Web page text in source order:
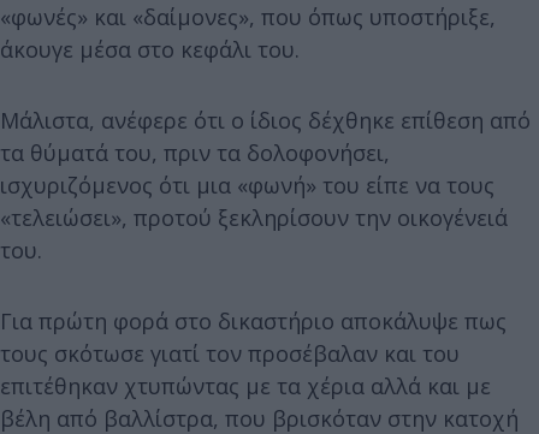
«φωνές» και «δαίμονες», που όπως υποστήριξε,
άκουγε μέσα στο κεφάλι του.
Μάλιστα, ανέφερε ότι ο ίδιος δέχθηκε επίθεση από
τα θύματά του, πριν τα δολοφονήσει,
ισχυριζόμενος ότι μια «φωνή» του είπε να τους
«τελειώσει», προτού ξεκληρίσουν την οικογένειά
του.
Για πρώτη φορά στο δικαστήριο αποκάλυψε πως
τους σκότωσε γιατί τον προσέβαλαν και του
επιτέθηκαν χτυπώντας με τα χέρια αλλά και με
βέλη από βαλλίστρα, που βρισκόταν στην κατοχή